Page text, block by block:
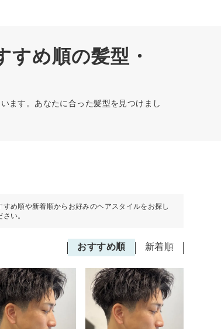
め順の髪型・
ます。あなたに合った髪型を見つけまし
すめ順や新着順からお好みのヘアスタイルをお探し
さい。
おすすめ順 新着順